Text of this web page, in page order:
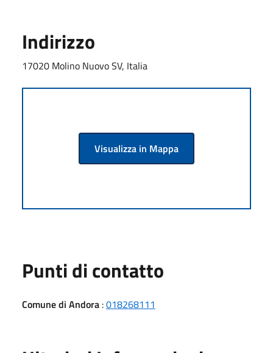
Indirizzo
17020 Molino Nuovo SV, Italia
Visualizza in Mappa
Punti di contatto
Comune di Andora :018268111